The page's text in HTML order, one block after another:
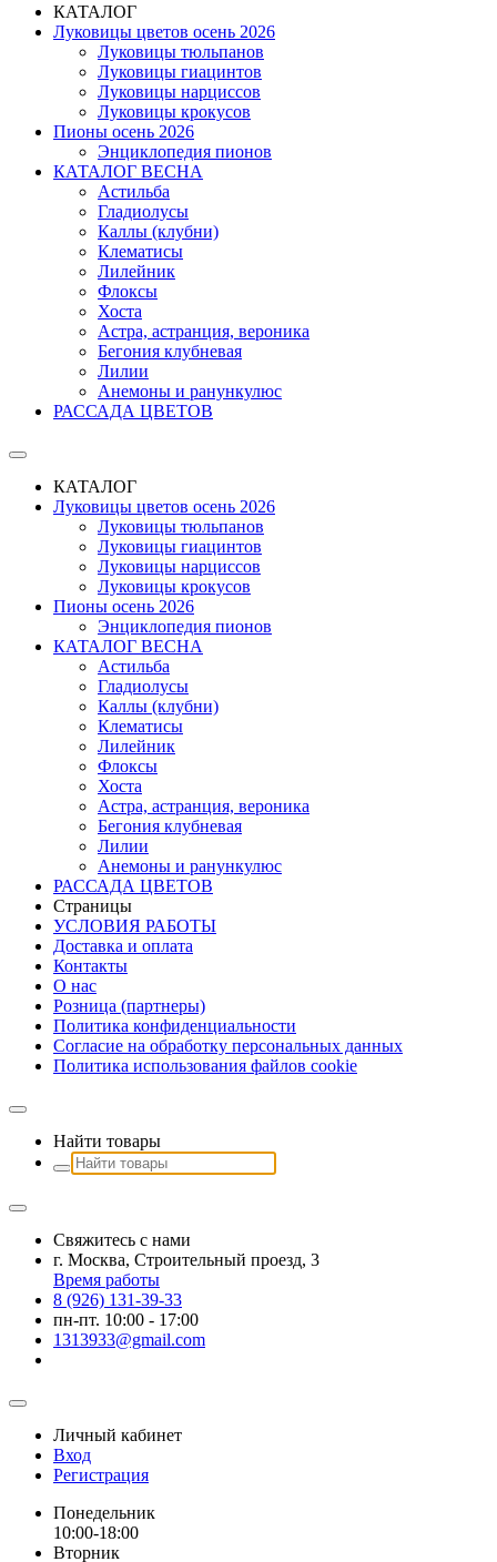
КАТАЛОГ
Луковицы цветов осень 2026
Луковицы тюльпанов
Луковицы гиацинтов
Луковицы нарциссов
Луковицы крокусов
Пионы осень 2026
Энциклопедия пионов
КАТАЛОГ ВЕСНА
Астильба
Гладиолусы
Каллы (клубни)
Клематисы
Лилейник
Флоксы
Хоста
Астра, астранция, вероника
Бегония клубневая
Лилии
Анемоны и ранункулюс
РАССАДА ЦВЕТОВ
КАТАЛОГ
Луковицы цветов осень 2026
Луковицы тюльпанов
Луковицы гиацинтов
Луковицы нарциссов
Луковицы крокусов
Пионы осень 2026
Энциклопедия пионов
КАТАЛОГ ВЕСНА
Астильба
Гладиолусы
Каллы (клубни)
Клематисы
Лилейник
Флоксы
Хоста
Астра, астранция, вероника
Бегония клубневая
Лилии
Анемоны и ранункулюс
РАССАДА ЦВЕТОВ
Страницы
УСЛОВИЯ РАБОТЫ
Доставка и оплата
Контакты
О наc
Розница (партнеры)
Политика конфиденциальности
Согласие на обработку персональных данных
Политика использования файлов сookie
Найти товары
Свяжитесь с нами
г. Москва, Строительный проезд, 3
Время работы
8 (926) 131-39-33
пн-пт. 10:00 - 17:00
1313933@gmail.com
Личный кабинет
Вход
Регистрация
Понедельник
10:00-18:00
Вторник